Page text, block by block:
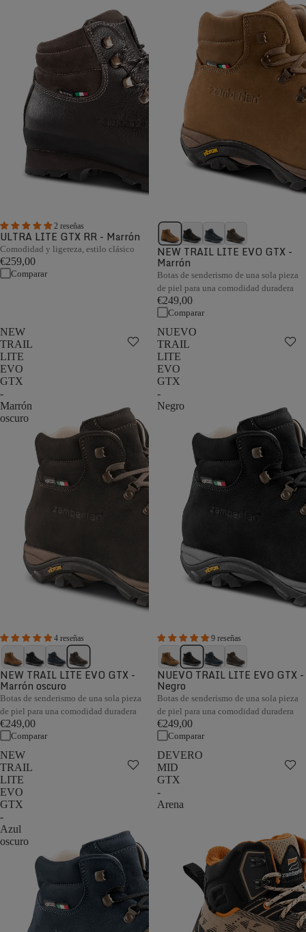
2 reseñas
ULTRA LITE GTX RR - Marrón
Comodidad y ligereza, estilo clásico
€259,00
Comparar
NEW TRAIL LITE EVO GTX -
Marrón
Botas de senderismo de una sola pieza
de piel para una comodidad duradera
€249,00
Comparar
NEW
TRAIL
LITE
EVO
GTX
-
Marrón
oscuro
4 reseñas
NEW TRAIL LITE EVO GTX -
Marrón oscuro
Botas de senderismo de una sola pieza
de piel para una comodidad duradera
€249,00
Comparar
NUEVO
TRAIL
LITE
EVO
GTX
-
Negro
9 reseñas
NUEVO TRAIL LITE EVO GTX -
Negro
Botas de senderismo de una sola pieza
de piel para una comodidad duradera
€249,00
Comparar
NEW
TRAIL
LITE
EVO
GTX
-
Azul
oscuro
DEVERO
MID
GTX
-
Arena